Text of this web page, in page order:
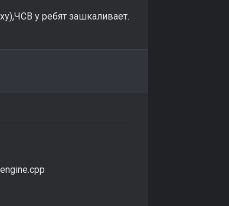
у ребят зашкаливает.